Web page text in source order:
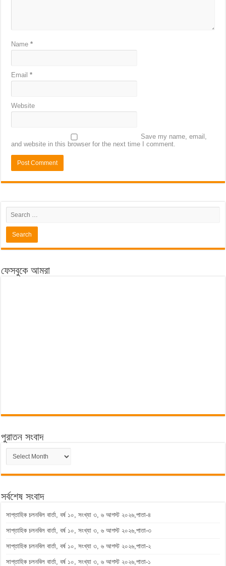
Name*
Email*
Website
Save my name, email,
and website in this browser for the next time I comment.
ফেসবুকে আমরা
পুরাতন সংবাদ
পুরাতন
সংবাদ
সর্বশেষ সংবাদ
সাপ্তাহিক চলনবিল বার্তা, বর্ষ ১০, সংখ্যা ৩, ৬ আগস্ট ২০২৬,পাতা-৪
সাপ্তাহিক চলনবিল বার্তা, বর্ষ ১০, সংখ্যা ৩, ৬ আগস্ট ২০২৬,পাতা-৩
সাপ্তাহিক চলনবিল বার্তা, বর্ষ ১০, সংখ্যা ৩, ৬ আগস্ট ২০২৬,পাতা-২
সাপ্তাহিক চলনবিল বার্তা, বর্ষ ১০, সংখ্যা ৩, ৬ আগস্ট ২০২৬,পাতা-১